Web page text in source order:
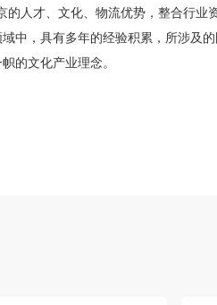
的人才、文化、物流优势，整合行业
中，具有多年的经验积累，所涉及
的文化产业理念。